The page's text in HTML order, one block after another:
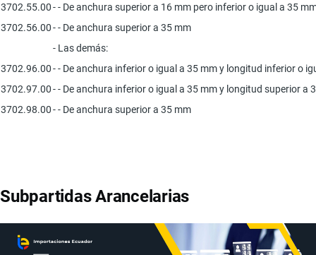
3702.55.00- - De anchura superior a 16 mm pero inferior o igual a 35
3702.56.00- - De anchura superior a 35 mm
- Las demás:
3702.96.00- - De anchura inferior o igual a 35 mm y longitud inferior o
3702.97.00- - De anchura inferior o igual a 35 mm y longitud superior a
3702.98.00- - De anchura superior a 35 mm
Subpartidas Arancelarias